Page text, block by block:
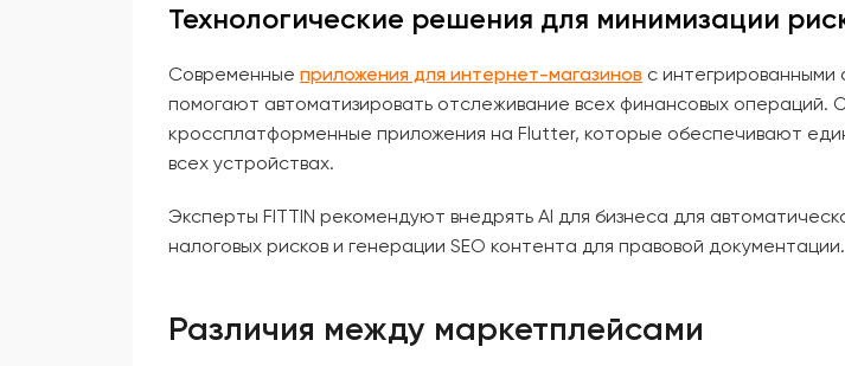
Технологические решения для минимизации
Современные приложения для интернет-магазинов с интегрированными
помогают автоматизировать отслеживание всех финансовых операций.
кроссплатформенные приложения на Flutter, которые обеспечивают
всех устройствах.
Эксперты FITTIN рекомендуют внедрять AI для бизнеса для
налоговых рисков и генерации SEO контента для правовой документации.
Различия между маркетплейсами